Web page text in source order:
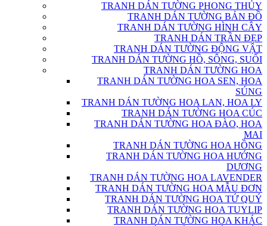
TRANH DÁN TƯỜNG PHONG THỦY
TRANH DÁN TƯỜNG BẢN ĐỒ
TRANH DÁN TƯỜNG HÌNH CÂY
TRANH DÁN TRẦN ĐẸP
TRANH DÁN TƯỜNG ĐỘNG VẬT
TRANH DÁN TƯỜNG HỒ, SÔNG, SUỐI
TRANH DÁN TƯỜNG HOA
TRANH DÁN TƯỜNG HOA SEN, HOA
SÚNG
TRANH DÁN TƯỜNG HOA LAN, HOA LY
TRANH DÁN TƯỜNG HOA CÚC
TRANH DÁN TƯỜNG HOA ĐÀO, HOA
MAI
TRANH DÁN TƯỜNG HOA HỒNG
TRANH DÁN TƯỜNG HOA HƯỚNG
DƯƠNG
TRANH DÁN TƯỜNG HOA LAVENDER
TRANH DÁN TƯỜNG HOA MẪU ĐƠN
TRANH DÁN TƯỜNG HOA TỨ QUÝ
TRANH DÁN TƯỜNG HOA TUYLIP
TRANH DÁN TƯỜNG HOA KHÁC